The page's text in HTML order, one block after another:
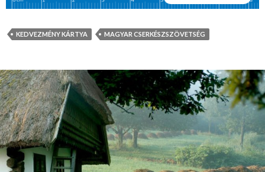
KEDVEZMÉNY KÁRTYA MAGYAR CSERKÉSZSZÖVETSÉG